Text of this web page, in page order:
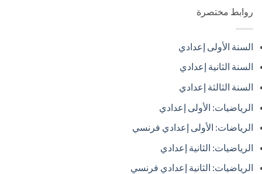
روابط مختصرة
السنة الأولى إعدادي
السنة الثانية إعدادي
السنة الثالثة إعدادي
الرياضيات: الأولى إعدادي
الرياضات: الأولى إعدادي فرنسي
الرياضيات: الثانية إعدادي
الرياضيات: الثانية إعدادي فرنسي